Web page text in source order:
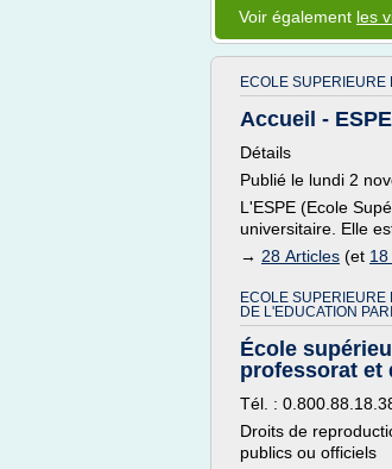
Voir également les
ECOLE SUPERIEURE
Accueil -
Détails
Publié le lundi 2
L'ESPE (Ecole
universitaire. Elle
→ 28 Articles (et
ECOLE SUPERIEURE
DE L'EDUCATION
École
professorat et
Tél. :
Droits de
publics ou officiels